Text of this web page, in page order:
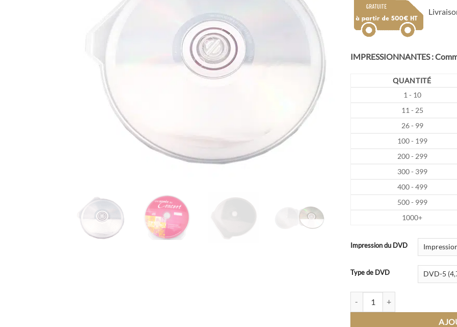
5,68€
IMPRESSIONNANTES :
QUANTITÉ
1 - 10
11 - 25
26 - 99
100 - 199
200 - 299
300 - 399
400 - 499
500 - 999
1000+
Impression du DVD
Type de DVD